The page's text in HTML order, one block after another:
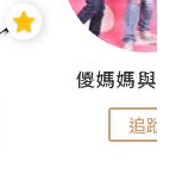
追蹤